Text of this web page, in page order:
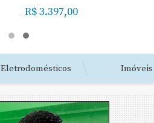
R$ 280.000,00
Eletrodomésticos Imóveis